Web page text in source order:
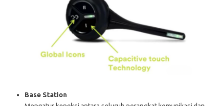
Base Station